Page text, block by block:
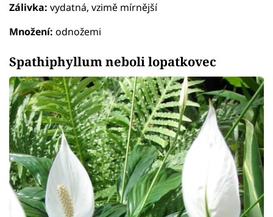
Zálivka: vydatná, vzimě mírnější
Množení: odnožemi
Spathiphyllum neboli lopatkovec